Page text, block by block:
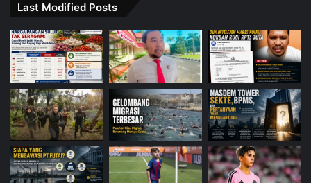
Last Modified Posts